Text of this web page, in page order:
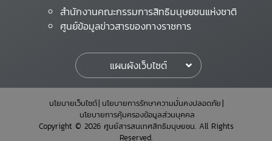
สำนักงานคณะกรรมการสิทธิมนุษยชนแห่งชาติ
ศูนย์ข้อมูลข่าวสารของทางราชการ
แผนผังเว็บไซต์
นโยบายเว็บไซต์ นโยบายการรักษาความมั่นคงปลอดภัย
นโยบายการคุ้มครองข้อมูลส่วนบุคคล
Copyright © 2026 ศูนย์สารสนเทศสิทธิมนุษยชน. All Rights
Reserved.